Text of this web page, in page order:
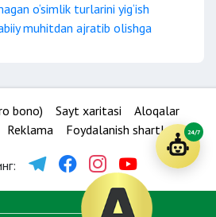
o‘simlik turlarini yig‘ish
muhitdan ajratib olishga
bono) Sayt xaritasi
Aloqalar
Reklama Foydalanish shartlari 24/7